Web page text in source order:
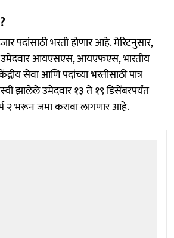
पदांसाठी भरती होणार आहे. मेरिटनुसार,
आयएसएस, आयएफएस, भारतीय
सेवा आणि पदांच्या भरतीसाठी पात्र
झालेले उमेदवार १३ ते १९ डिसेंबरपर्यंत
भरून जमा करावा लागणार आहे.